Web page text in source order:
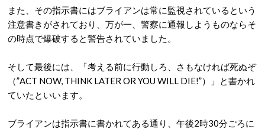
また、その指示書にはブライアンは常に監視されているという
注意書きがされており、万が一、警察に通報しようものならそ
の時点で爆破すると警告されていました。
そして最後には、「考える前に行動しろ、さもなければ死ぬぞ
（”ACT NOW, THINK LATER OR YOU WILL DIE!”）」と書かれ
ていたといいます。
ブライアンは指示書に書かれてある通り、午後2時30分ごろに